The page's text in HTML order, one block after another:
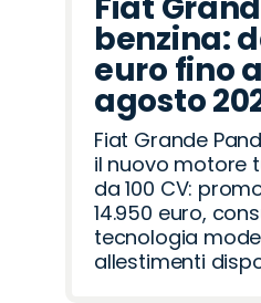
Fiat
benzina:
euro fino
agosto
Fiat Grande
il nuovo motore
da 100 CV:
14.950 euro,
tecnologia
allestimenti